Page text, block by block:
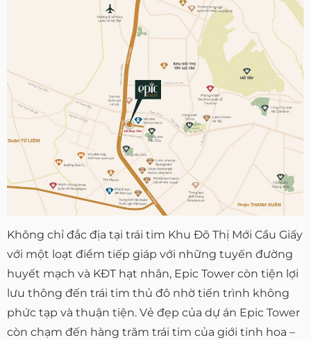
Không chỉ đắc địa tại trái tim Khu Đô Thị Mới Cầu Giấy
với một loạt điểm tiếp giáp với những tuyến đường
huyết mạch và KĐT hạt nhân, Epic Tower còn tiện lợi
lưu thông đến trái tim thủ đô nhờ tiến trình không
phức tạp và thuận tiện. Vẻ đẹp của dự án Epic Tower
còn chạm đến hàng trăm trái tim của giới tinh hoa –